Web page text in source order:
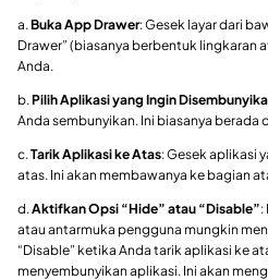
a. Buka App Drawer: Gesek layar dari
Drawer” (biasanya berbentuk lingkaran
Anda.
b. Pilih Aplikasi yang Ingin
Anda sembunyikan. Ini biasanya berada
c. Tarik Aplikasi ke Atas: Gesek aplikasi
atas. Ini akan membawanya ke bagian
d. Aktifkan Opsi “Hide” atau “Disable”:
atau antarmuka pengguna mungkin
“Disable” ketika Anda tarik aplikasi ke
menyembunyikan aplikasi. Ini akan